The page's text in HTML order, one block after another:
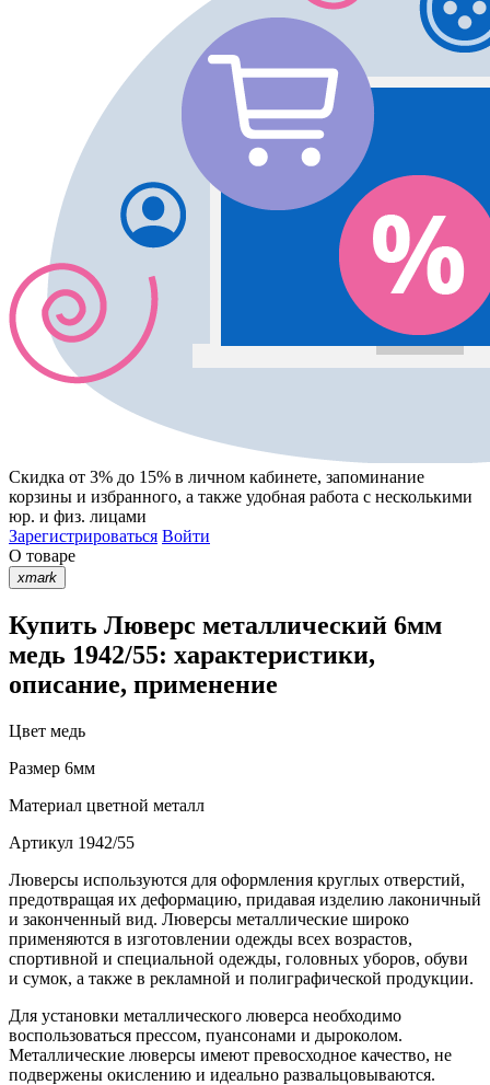
Скидка от 3% до 15% в личном кабинете, запоминание
корзины и избранного, а также удобная работа с несколькими
юр. и физ. лицами
Зарегистрироваться Войти
О товаре
xmark
Купить Люверс металлический 6мм
медь 1942/55: характеристики,
описание, применение
Цвет медь
Размер 6мм
Материал цветной металл
Артикул 1942/55
Люверсы используются для оформления круглых отверстий,
предотвращая их деформацию, придавая изделию лаконичный
и законченный вид. Люверсы металлические широко
применяются в изготовлении одежды всех возрастов,
спортивной и специальной одежды, головных уборов, обуви
и сумок, а также в рекламной и полиграфической продукции.
Для установки металлического люверса необходимо
воспользоваться прессом, пуансонами и дыроколом.
Металлические люверсы имеют превосходное качество, не
подвержены окислению и идеально развальцовываются.